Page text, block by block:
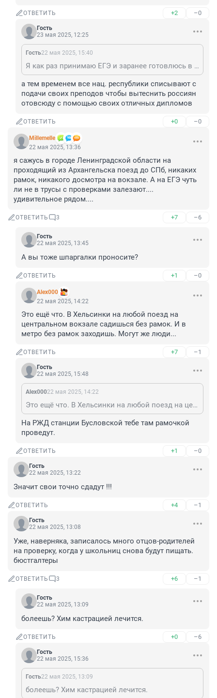
ОТВЕТИТЬ +2 –0
Гость
23 мая 2025, 12:25
Гость22 мая 2025, 15:40
Я как раз принимаю ЕГЭ и заранее готовлюсь в разных классах, ставлю глушилки.))
а тем временем все нац. республики списывают с
подачи своих преподов чтобы вытеснить россиян
отовсюду с помощью своих отличных дипломов
ОТВЕТИТЬ +0 –0
Мillemelle
22 мая 2025, 13:36
я сажусь в городе Ленинградской области на
проходящий из Архангельска поезд до СПб, никаких
рамок, никакого досмотра на вокзале. А на ЕГЭ чуть
ли не в трусы с проверками залезают....
удивительное рядом....
ОТВЕТИТЬ 3 +7 –6
Гость
22 мая 2025, 13:45
А вы тоже шпаргалки проносите?
ОТВЕТИТЬ +1 –0
Alex000
22 мая 2025, 14:22
Это ещё что. В Хельсинки на любой поезд на
центральном вокзале садишься без рамок. И в
метро без рамок заходишь. Могут же люди...
ОТВЕТИТЬ +7 –1
Гость
22 мая 2025, 15:48
Alex00022 мая 2025, 14:22
Это ещё что. В Хельсинки на любой поезд на центральном вокзале садишься без рамок. И в метро без рамок заходишь. Могут же люди...
На РЖД станции Бусловской тебе там рамочкой
проведут.
ОТВЕТИТЬ +1 –0
Гость
22 мая 2025, 13:22
Значит свои точно сдадут !!!
ОТВЕТИТЬ +4 –1
Гость
22 мая 2025, 13:08
Уже, наверняка, записалось много отцов-родителей
на проверку, когда у школьниц снова будут пищать.
бюстгалтеры
ОТВЕТИТЬ 3 +6 –1
Гость
22 мая 2025, 13:09
болеешь? Хим кастрацией лечится.
ОТВЕТИТЬ +0 –6
Гость
22 мая 2025, 15:36
Гость22 мая 2025, 13:09
болеешь? Хим кастрацией лечится.